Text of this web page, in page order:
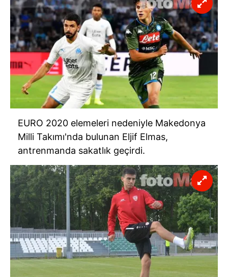
EURO 2020 elemeleri nedeniyle Makedonya
Milli Takımı'nda bulunan Eljif Elmas,
antrenmanda sakatlık geçirdi.